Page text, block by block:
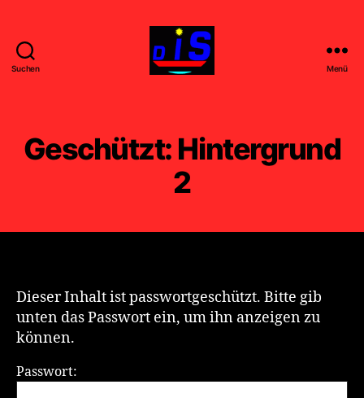
Suchen
-
k
u
n
Menü
Geschützt: Hintergrund
2
Dieser Inhalt ist passwortgeschützt. Bitte gib
unten das Passwort ein, um ihn anzeigen zu
können.
Passwort: